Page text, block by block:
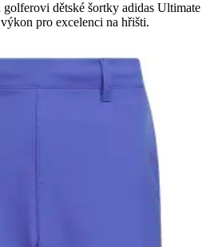
golferovi dětské šortky adidas Ultimate
pro excelenci na hřišti.